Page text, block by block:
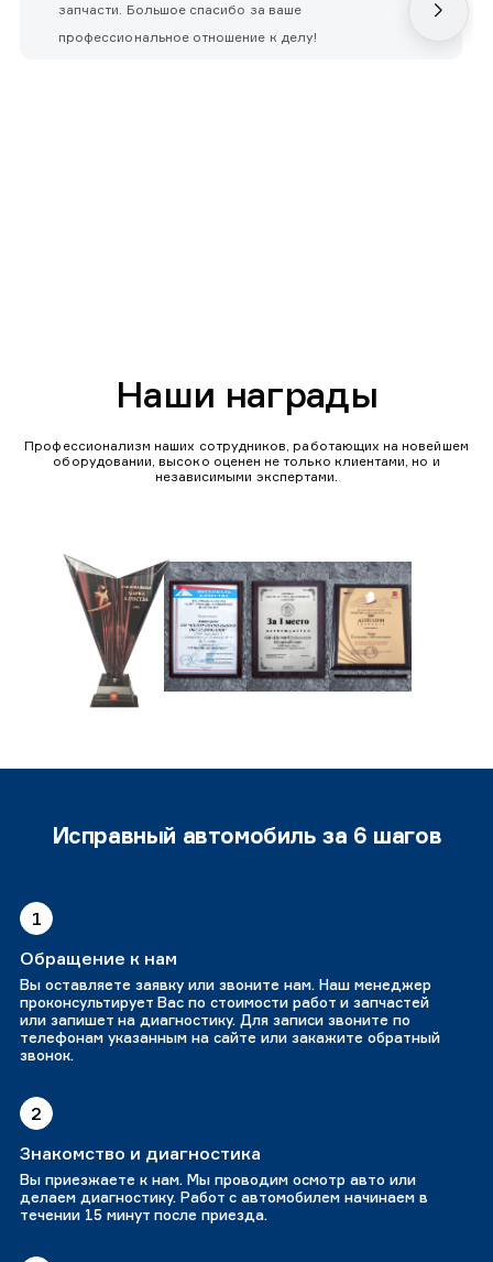
запчасти. Большое спасибо за ваше
профессиональное отношение к делу!
Наши награды
Профессионализм наших сотрудников, работающих на новейшем
оборудовании, высоко оценен не только клиентами, но и
независимыми экспертами.
Исправный автомобиль за 6 шагов
1
Обращение к нам
Вы оставляете заявку или звоните нам. Наш менеджер
проконсультирует Вас по стоимости работ и запчастей
или запишет на диагностику. Для записи звоните по
телефонам указанным на сайте или закажите обратный
звонок.
2
Знакомство и диагностика
Вы приезжаете к нам. Мы проводим осмотр авто или
делаем диагностику. Работ с автомобилем начинаем в
течении 15 минут после приезда.